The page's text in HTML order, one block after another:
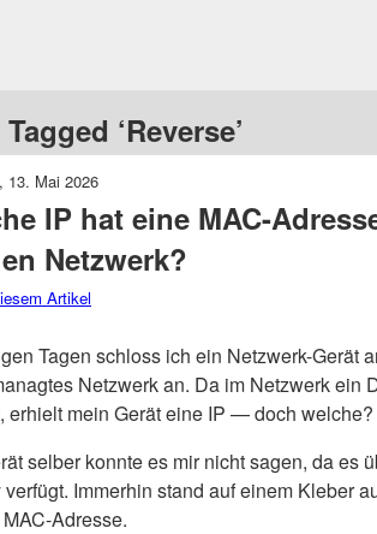
‘Reverse’
13. Mai 2026
IP hat eine MAC-
Netzwerk?
Artikel
Tagen schloss ich ein Netzwerk-Gerät
Netzwerk an. Da im Netzwerk ein
erhielt mein Gerät eine IP — doch welche?
selber konnte es mir nicht sagen, da es
Immerhin stand auf einem Kleber
Adresse.